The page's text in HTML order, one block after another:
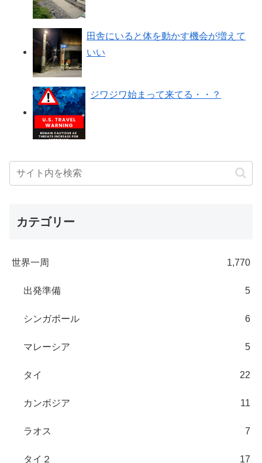
田舎にいると体を動かす機会が増えて
いい
ジワジワ始まって来てる・・？
カテゴリー
世界一周 1,770
出発準備 5
シンガポール 6
マレーシア 5
タイ 22
カンボジア 11
ラオス 7
タイ２ 17